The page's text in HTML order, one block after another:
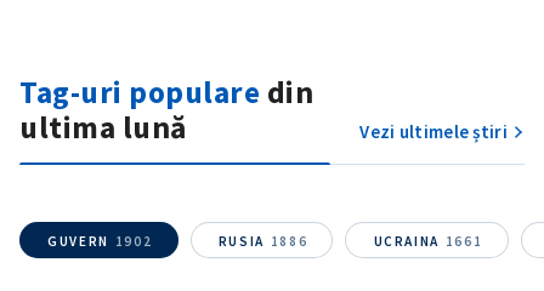
Tag-uri populare din
ultima lună
Vezi ultimele știri
GUVERN 1902 RUSIA 1886 UCRAINA 1661